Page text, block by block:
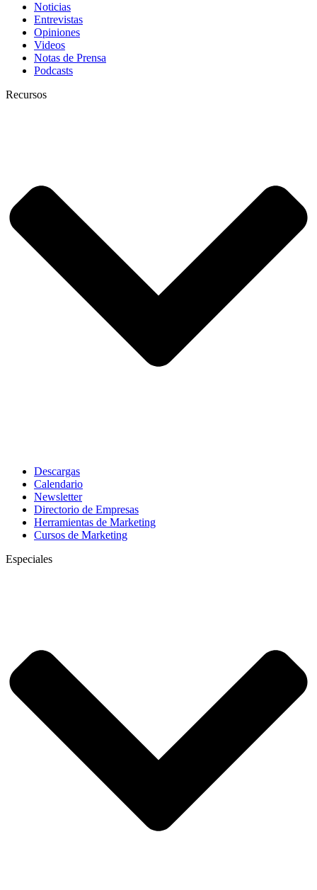
Noticias
Entrevistas
Opiniones
Videos
Notas de Prensa
Podcasts
Recursos
Descargas
Calendario
Newsletter
Directorio de Empresas
Herramientas de Marketing
Cursos de Marketing
Especiales